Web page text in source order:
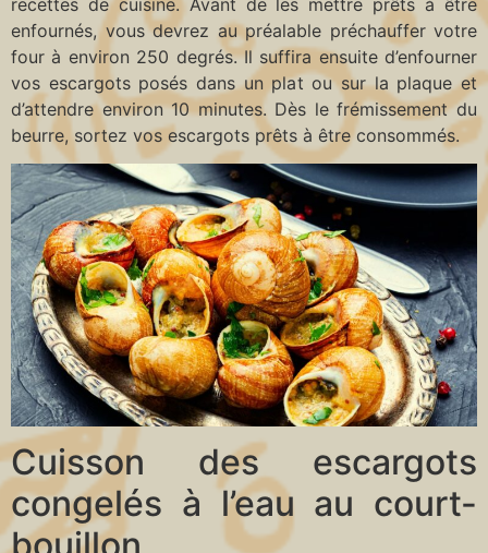
enfournés, vous devrez au préalable préchauffer votre
four à environ 250 degrés. Il suffira ensuite d’enfourner
vos escargots posés dans un plat ou sur la plaque et
d’attendre environ 10 minutes. Dès le frémissement du
beurre, sortez vos escargots prêts à être consommés.
Cuisson des escargots
congelés à l’eau au court-